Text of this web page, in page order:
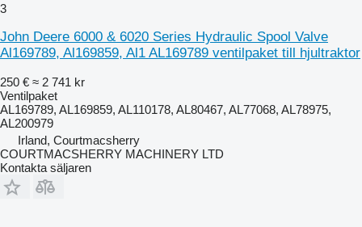
3
John Deere 6000 & 6020 Series Hydraulic Spool Valve
Al169789, Al169859, Al1 AL169789 ventilpaket till hjultraktor
250 € ≈ 2 741 kr
Ventilpaket
AL169789, AL169859, AL110178, AL80467, AL77068, AL78975,
AL200979
Irland, Courtmacsherry
COURTMACSHERRY MACHINERY LTD
Kontakta säljaren